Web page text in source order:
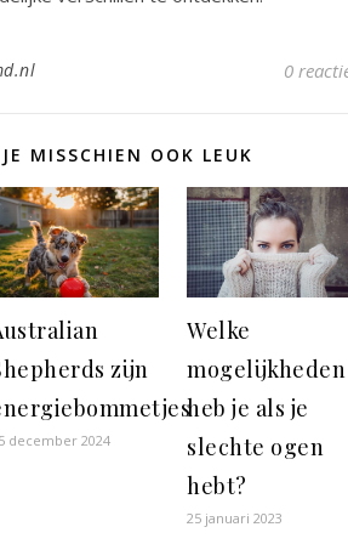
0
MISSCHIEN OOK LEUK
zijn
december 2024
Welke
mogelijkheden
heb je als je
slechte ogen
hebt?
25 januari 2023